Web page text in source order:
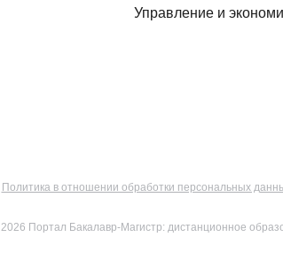
Управление и
Политика в отношении обработки персональных
2026 Портал Бакалавр-Магистр: дистанционное